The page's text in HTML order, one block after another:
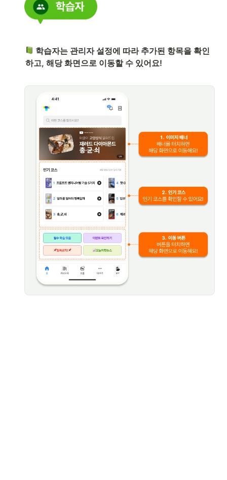
학습자는 관리자 설정에 따라 추가된 항목을 확인
하고, 해당 화면으로 이동할 수 있어요!